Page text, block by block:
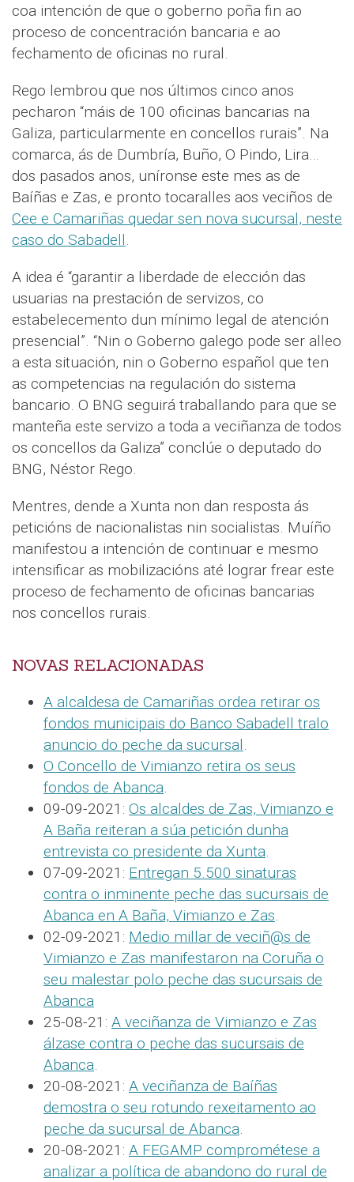
coa intención de que o goberno poña fin ao
proceso de concentración bancaria e ao
fechamento de oficinas no rural.
Rego lembrou que nos últimos cinco anos
pecharon “máis de 100 oficinas bancarias na
Galiza, particularmente en concellos rurais”. Na
comarca, ás de Dumbría, Buño, O Pindo, Lira…
dos pasados anos, uníronse este mes as de
Baíñas e Zas, e pronto tocaralles aos veciños de
Cee e Camariñas quedar sen nova sucursal, neste
caso do Sabadell.
A idea é “garantir a liberdade de elección das
usuarias na prestación de servizos, co
estabelecemento dun mínimo legal de atención
presencial”. “Nin o Goberno galego pode ser alleo
a esta situación, nin o Goberno español que ten
as competencias na regulación do sistema
bancario. O BNG seguirá traballando para que se
manteña este servizo a toda a veciñanza de todos
os concellos da Galiza” conclúe o deputado do
BNG, Néstor Rego.
Mentres, dende a Xunta non dan resposta ás
peticións de nacionalistas nin socialistas. Muíño
manifestou a intención de continuar e mesmo
intensificar as mobilizacións até lograr frear este
proceso de fechamento de oficinas bancarias
nos concellos rurais.
NOVAS RELACIONADAS
A alcaldesa de Camariñas ordea retirar os
fondos municipais do Banco Sabadell tralo
anuncio do peche da sucursal.
O Concello de Vimianzo retira os seus
fondos de Abanca.
09-09-2021: Os alcaldes de Zas, Vimianzo e
A Baña reiteran a súa petición dunha
entrevista co presidente da Xunta.
07-09-2021: Entregan 5.500 sinaturas
contra o inminente peche das sucursais de
Abanca en A Baña, Vimianzo e Zas.
02-09-2021: Medio millar de veciñ@s de
Vimianzo e Zas manifestaron na Coruña o
seu malestar polo peche das sucursais de
Abanca
25-08-21: A veciñanza de Vimianzo e Zas
álzase contra o peche das sucursais de
Abanca.
20-08-2021: A veciñanza de Baíñas
demostra o seu rotundo rexeitamento ao
peche da sucursal de Abanca.
20-08-2021: A FEGAMP comprométese a
analizar a política de abandono do rural de